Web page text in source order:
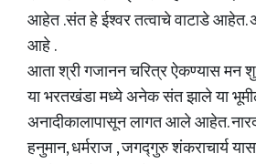
आहेत .संत हे ईश्वर तत्वाचे वाटाडे आहेत.
आहे .
आता श्री गजानन चरित्र ऐकण्यास मन
या भरतखंडा मध्ये अनेक संत झाले या
अनादीकालापासून लागत आले आहेत.
हनुमान, धर्मराज , जगद्गुरु शंकराचार्य